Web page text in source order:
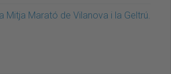
Mitja Marató de Vilanova i la Geltrú.